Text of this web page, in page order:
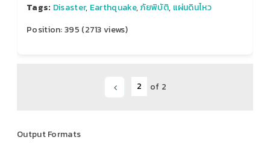
Tags: Disaster, Earthquake,ภัยพิบัติ, แผ่นดินไหว
Position:395 (2713views)
of 2
Output Formats